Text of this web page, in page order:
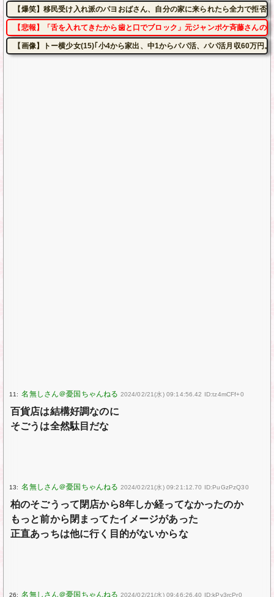
【爆笑】移民受け入れ派のパヨおばさん、自分の家に来られたら全力で拒否
【悲報】「舌を入れてきたから歯と口でブロック」元ジャンポケ斉藤さんの
【画像】トー横少女(15)｢小4から家出、中1からパパ活、パパ活月収60万円。
11: 2024/02/21(水) 09:14:56.42 ID:tz4mCFf+0
百貨店は結構好調なのに
そごうは全然駄目だな
13: 2024/02/21(水) 09:21:12.70 ID:PuGzPzQ30
柏のそごうって閉店から8年しか経ってなかったのか
もっと前から閉まってたイメージがあった
正直あっちは他に行く目的がないからな
26: 2024/02/21(水) 09:46:26.40 ID:kPy3rcPr0